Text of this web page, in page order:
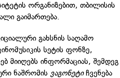
ორგანიზებით, თბილისის
გაიმართება.
გახსნის საღამო
სეტის ფონზე,
მიიღებს ინფორმაციას, შემდეგ
ნაშრომისვაგონეტიჩვენება